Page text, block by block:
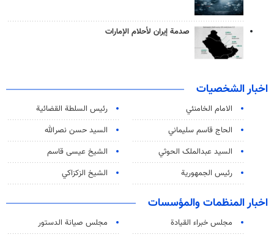
صدمة إيران لأحلام الإمارات
اخبار الشخصيات
الامام الخامنئي
رئیس السلطة القضائیة
الحاج قاسم سليماني
السيد حسن نصرالله
السید عبدالملک الحوثي
الشيخ عيسى قاسم
رئيس الجمهورية
الشيخ الزكزاكي
اخبار المنظمات والمؤسسات
مجلس خبراء القيادة
مجلس صيانة الدستور